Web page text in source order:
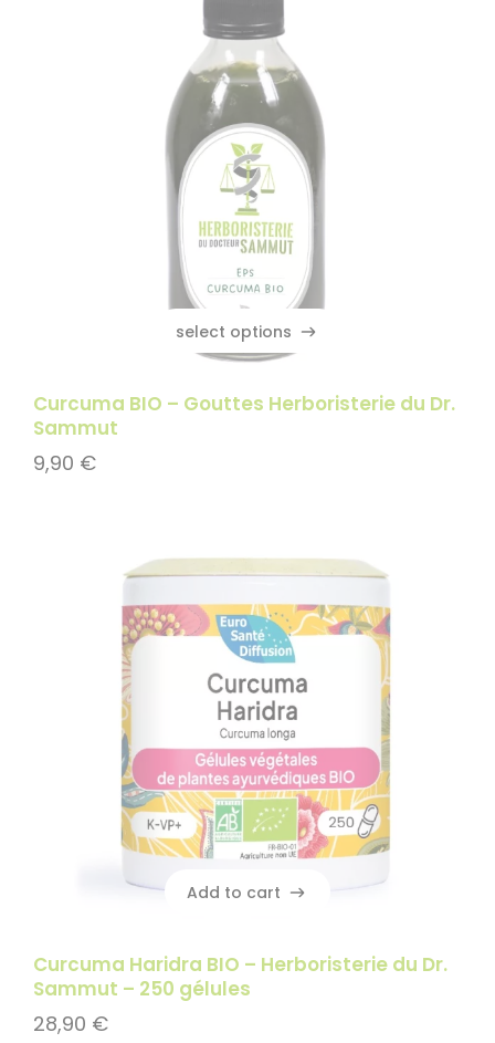
select options
select options
Curcuma BIO – Gouttes Herboristerie du Dr.
Sammut
9,90 €
Add to cart
Curcuma Haridra BIO – Herboristerie du Dr.
Sammut – 250 gélules
28,90 €